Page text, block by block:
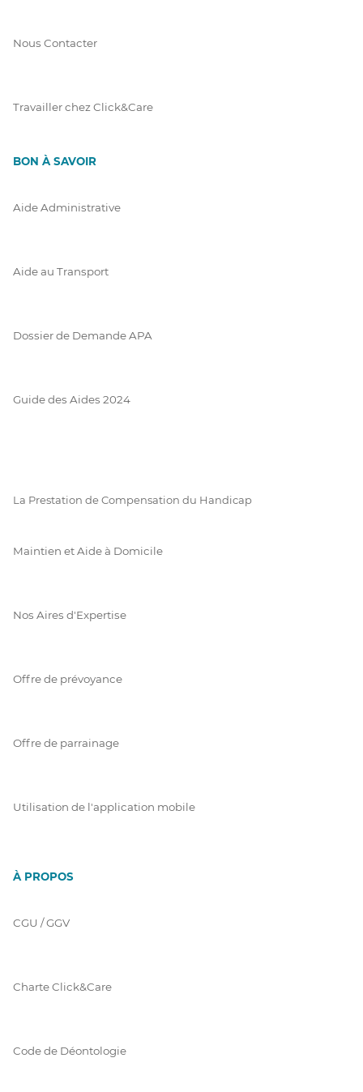
Nous Contacter
Travailler chez Click&Care
BON À SAVOIR
Aide Administrative
Aide au Transport
Dossier de Demande APA
Guide des Aides 2024
La Prestation de Compensation du Handicap
Maintien et Aide à Domicile
Nos Aires d'Expertise
Offre de prévoyance
Offre de parrainage
Utilisation de l'application mobile
À PROPOS
CGU / GGV
Charte Click&Care
Code de Déontologie